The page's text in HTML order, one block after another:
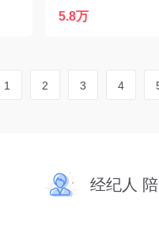
5.8万
1 2 3 4
经纪人